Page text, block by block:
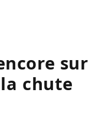
sur
chute